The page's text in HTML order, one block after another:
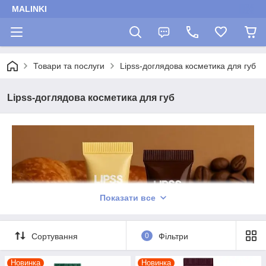
MALINKI
Товари та послуги Lipss-доглядова косметика для губ
Lipss-доглядова косметика для губ
Показати все
Сортування 0 Фільтри
Новинка Новинка